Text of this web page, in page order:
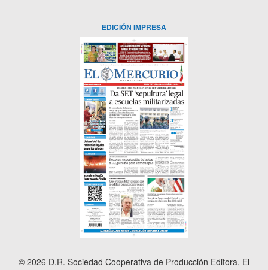
EDICIÓN IMPRESA
© 2026 D.R. Sociedad Cooperativa de Producción Editora, El